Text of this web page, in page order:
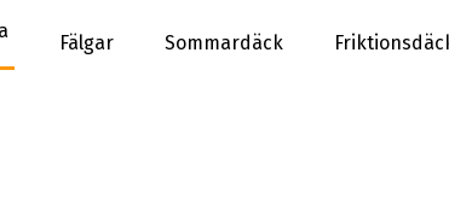
Fälgar Sommardäck